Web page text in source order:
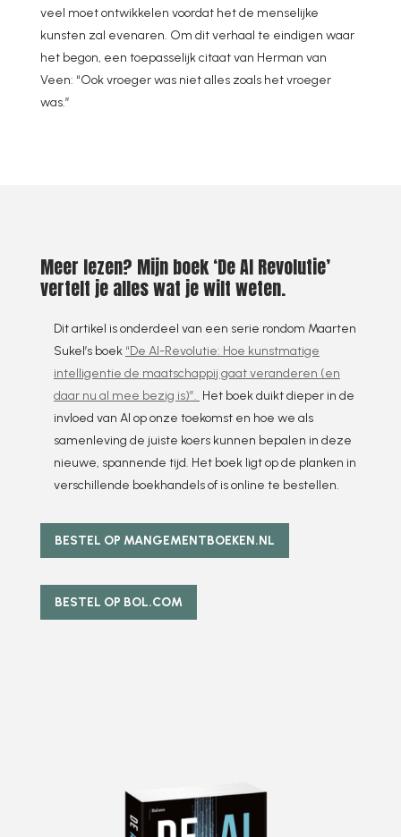
veel moet ontwikkelen voordat het de menselijke
kunsten zal evenaren. Om dit verhaal te eindigen waar
het begon, een toepasselijk citaat van Herman van
Veen: “Ook vroeger was niet alles zoals het vroeger
was.”
Meer lezen? Mijn boek ‘De AI Revolutie’
vertelt je alles wat je wilt weten.
Dit artikel is onderdeel van een serie rondom Maarten
Sukel’s boek “De AI-Revolutie: Hoe kunstmatige
intelligentie de maatschappij gaat veranderen (en
daar nu al mee bezig is)”. Het boek duikt dieper in de
invloed van AI op onze toekomst en hoe we als
samenleving de juiste koers kunnen bepalen in deze
nieuwe, spannende tijd. Het boek ligt op de planken in
verschillende boekhandels of is online te bestellen.
BESTEL OP MANGEMENTBOEKEN.NL
BESTEL OP BOL.COM